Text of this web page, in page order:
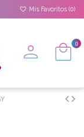
Mis Favoritos (0)
0